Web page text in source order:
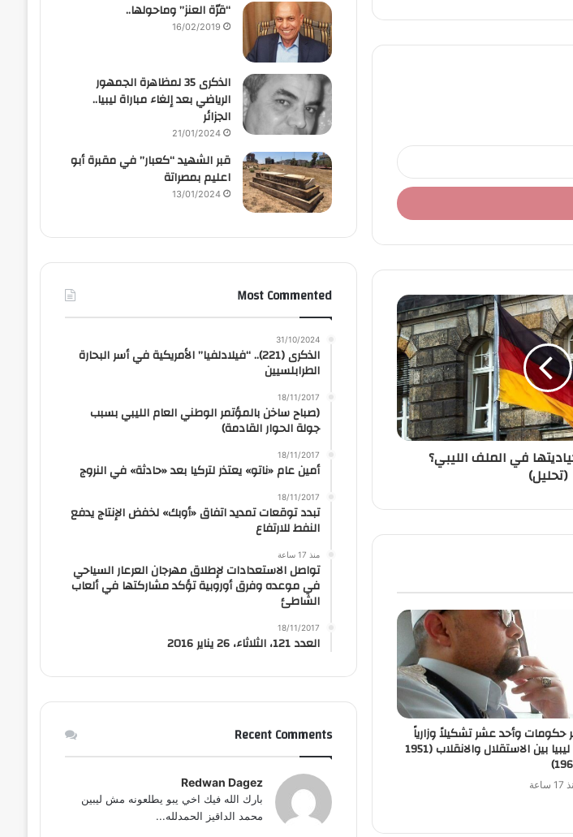
في الملف الليبي؟
(تحليل)
وأحد عشر تشكيلاً وزارياً
في ليبيا بين الاستقلال والانقلاب (1951
“قرّة العنز” وماحولها..
16/02/2019
الذكرى 35 لمظاهرة الجمهور
الرياضي بعد إلغاء مباراة ليبيا..
الجزائر
21/01/2024
قبر الشهيد “كعبار” في مقبرة أبو
اعليم بمصراتة
13/01/2024
Most Commented
31/10/2024
الذكرى (221).. “فيلادلفيا” الأمريكية في أسر البحارة
الطرابلسيين
18/11/2017
(صباح ساخن بالمؤتمر الوطني العام الليبي بسبب
جولة الحوار القادمة)
18/11/2017
أمين عام «ناتو» يعتذر لتركيا بعد «حادثة» في النروج
18/11/2017
تبدد توقعات تمديد اتفاق «أوبك» لخفض الإنتاج يدفع
النفط للارتفاع
منذ 17 ساعة
تواصل الاستعدادات لإطلاق مهرجان العرعار السياحي
في موعده وفرق أوروبية تؤكد مشاركتها في ألعاب
الشاطئ
18/11/2017
العدد 121، الثلاثاء، 26 يناير 2016
Recent Comments
Redwan Dagez
بارك الله فيك اخي يبو يطلعونه مش ليبين
محمد الداقيز الحمدلله...